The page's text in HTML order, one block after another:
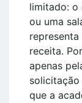
limitado: o
ou uma
receita.
apenas
que a